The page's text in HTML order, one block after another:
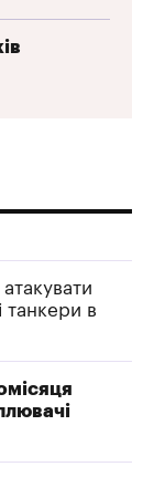
танкери в